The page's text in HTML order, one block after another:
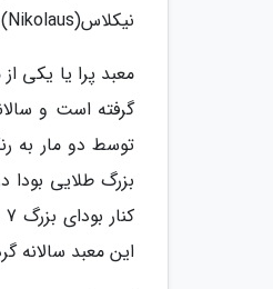
نیکلاس(Nikolaus) قرار گرفته است.
معبد پرا یا یکی
گرفته است و
توسط دو مار به
این معبد سالانه